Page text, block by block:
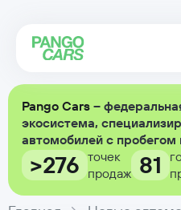
Pango Cars –
экосистема,
автомобилей с пробегом
>276 точек
продаж 81